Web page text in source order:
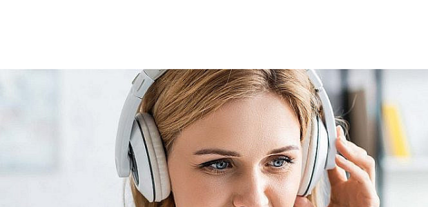
Home
FAQs
Über uns